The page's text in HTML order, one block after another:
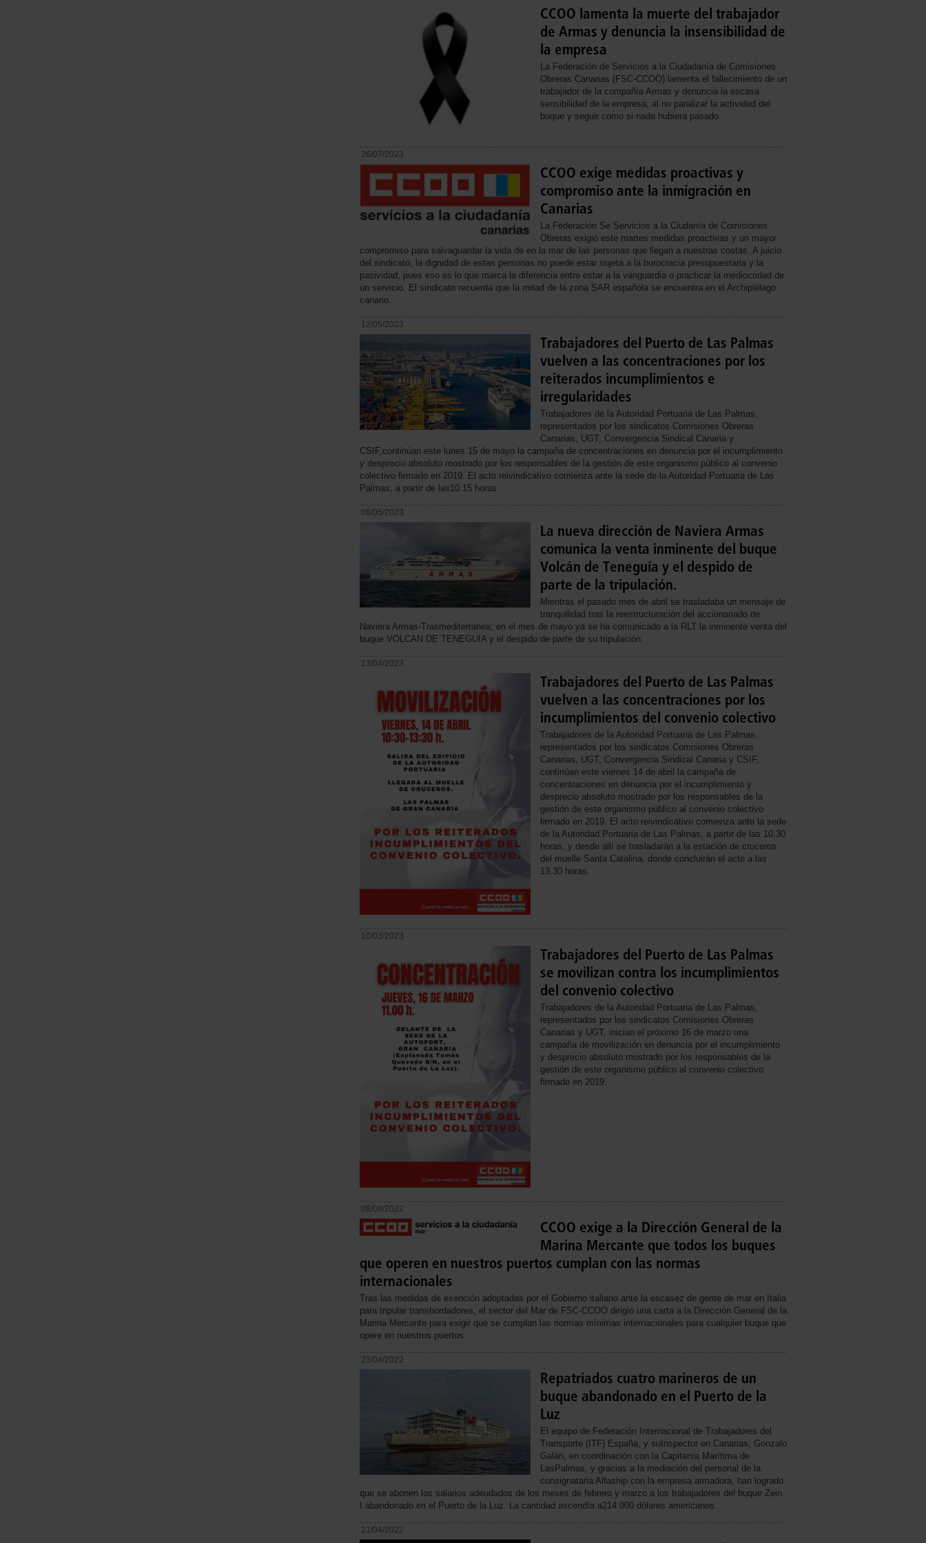
CCOO lamenta la muerte del trabajador
de Armas y denuncia la insensibilidad de
la empresa
La Federación de Servicios a la Ciudadanía de Comisiones
Obreras Canarias (FSC-CCOO) lamenta el fallecimiento de un
trabajador de la compañía Armas y denuncia la escasa
sensibilidad de la empresa, al no paralizar la actividad del
buque y seguir como si nada hubiera pasado.
26/07/2023
CCOO exige medidas proactivas y
compromiso ante la inmigración en
Canarias
La Federación Se Servicios a la Ciudanía de Comisiones
Obreras exigió este martes medidas proactivas y un mayor
compromiso para salvaguardar la vida de en la mar de las personas que llegan a nuestras costas. A juicio
del sindicato, la dignidad de estas personas no puede estar sujeta a la burocracia presupuestaria y la
pasividad, pues eso es lo que marca la diferencia entre estar a la vanguardia o practicar la mediocridad de
un servicio. El sindicato recuerda que la mitad de la zona SAR española se encuentra en el Archipiélago
canario.
12/05/2023
Trabajadores del Puerto de Las Palmas
vuelven a las concentraciones por los
reiterados incumplimientos e
irregularidades
Trabajadores de la Autoridad Portuaria de Las Palmas,
representados por los sindicatos Comisiones Obreras
Canarias, UGT, Convergencia Sindical Canaria y
CSIF,continúan este lunes 15 de mayo la campaña de concentraciones en denuncia por el incumplimiento
y desprecio absoluto mostrado por los responsables de la gestión de este organismo público al convenio
colectivo firmado en 2019. El acto reivindicativo comienza ante la sede de la Autoridad Portuaria de Las
Palmas, a partir de las10.15 horas.
08/05/2023
La nueva dirección de Naviera Armas
comunica la venta inminente del buque
Volcán de Teneguía y el despido de
parte de la tripulación.
Mientras el pasado mes de abril se trasladaba un mensaje de
tranquilidad tras la reestructuración del accionariado de
Naviera Armas-Trasmediterranea; en el mes de mayo ya se ha comunicado a la RLT la inminente venta del
buque VOLCAN DE TENEGUIA y el despido de parte de su tripulación.
13/04/2023
Trabajadores del Puerto de Las Palmas
vuelven a las concentraciones por los
incumplimientos del convenio colectivo
Trabajadores de la Autoridad Portuaria de Las Palmas,
representados por los sindicatos Comisiones Obreras
Canarias, UGT, Convergencia Sindical Canaria y CSIF,
continúan este viernes 14 de abril la campaña de
concentraciones en denuncia por el incumplimiento y
desprecio absoluto mostrado por los responsables de la
gestión de este organismo público al convenio colectivo
firmado en 2019. El acto reivindicativo comienza ante la sede
de la Autoridad Portuaria de Las Palmas, a partir de las 10.30
horas, y desde allí se trasladarán a la estación de cruceros
del muelle Santa Catalina, donde concluirán el acto a las
13.30 horas.
10/03/2023
Trabajadores del Puerto de Las Palmas
se movilizan contra los incumplimientos
del convenio colectivo
Trabajadores de la Autoridad Portuaria de Las Palmas,
representados por los sindicatos Comisiones Obreras
Canarias y UGT, inician el próximo 16 de marzo una
campaña de movilización en denuncia por el incumplimiento
y desprecio absoluto mostrado por los responsables de la
gestión de este organismo público al convenio colectivo
firmado en 2019.
08/08/2022
CCOO exige a la Dirección General de la
Marina Mercante que todos los buques
que operen en nuestros puertos cumplan con las normas
internacionales
Tras las medidas de exención adoptadas por el Gobierno italiano ante la escasez de gente de mar en Italia
para tripular transbordadores, el sector del Mar de FSC-CCOO dirigió una carta a la Dirección General de la
Marina Mercante para exigir que se cumplan las normas mínimas internacionales para cualquier buque que
opere en nuestros puertos.
23/04/2022
Repatriados cuatro marineros de un
buque abandonado en el Puerto de la
Luz
El equipo de Federación Internacional de Trabajadores del
Transporte (ITF) España, y suInspector en Canarias, Gonzalo
Galán, en coordinación con la Capitanía Marítima de
LasPalmas, y gracias a la mediación del personal de la
consignataria Alfaship con la empresa armadora, han logrado
que se abonen los salarios adeudados de los meses de febrero y marzo a los trabajadores del buque Zein
I abandonado en el Puerto de la Luz. La cantidad ascendía a214.000 dólares americanos.
21/04/2022